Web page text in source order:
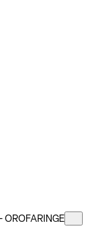
OROFARINGE